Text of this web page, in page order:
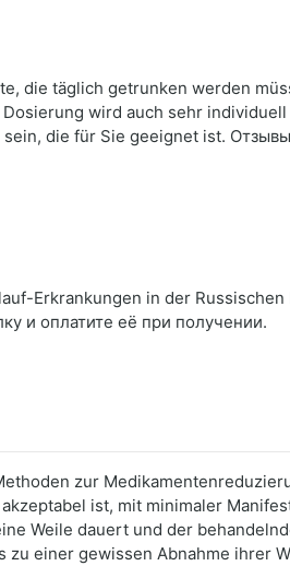
die täglich getrunken werden
wird auch sehr
die für Sie geeignet ist.
Erkrankungen in der
и оплатите её при получении.
zur
ist, mit minimaler
Weile dauert und der
zu einer gewissen Abnahme ihrer